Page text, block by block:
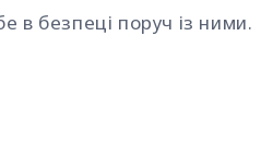
в безпеці поруч із ними.